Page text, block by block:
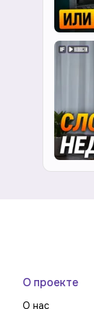
О проекте
О нас